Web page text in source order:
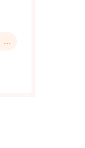
任何词汇后加上了CLUB（俱乐部）便获得了新的意义